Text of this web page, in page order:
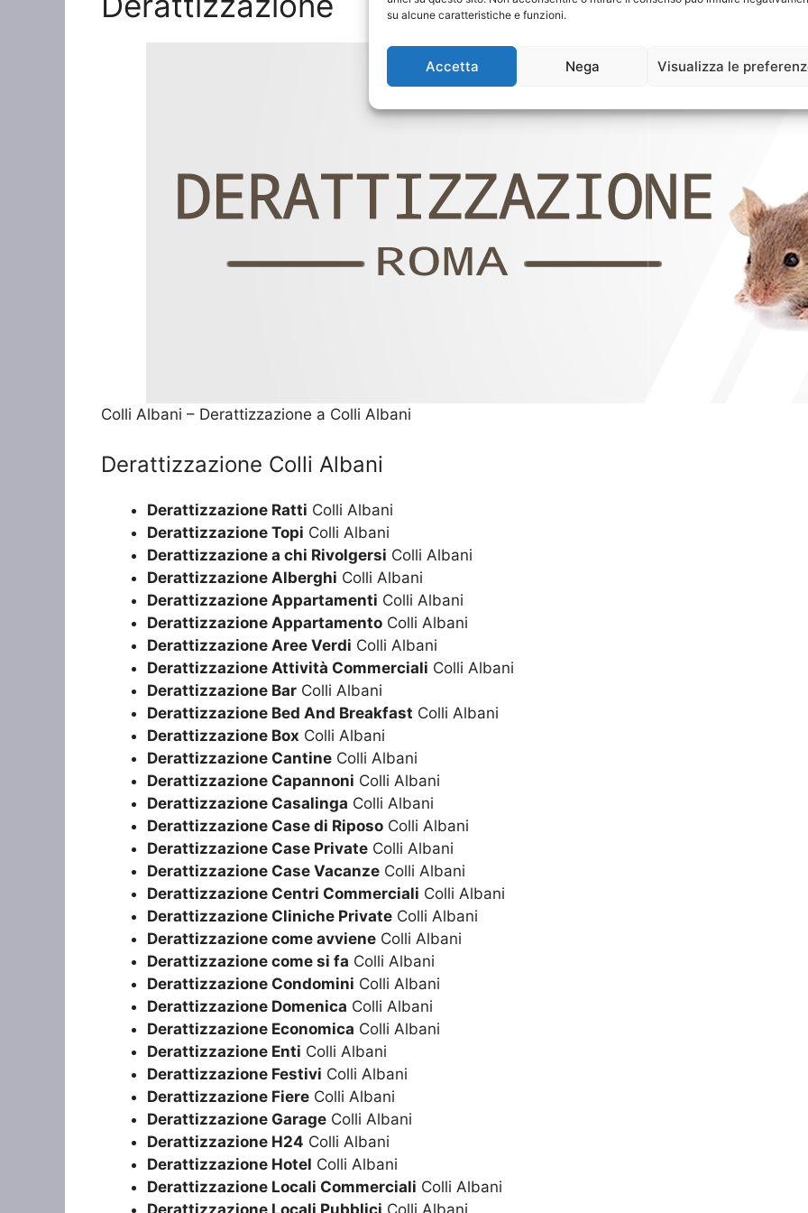
su alcune caratteristiche e funzioni.
Accetta Nega Visualizza le
Colli Albani – Derattizzazione a Colli Albani
Derattizzazione Colli Albani
Derattizzazione Ratti Colli Albani
Derattizzazione Topi Colli Albani
Derattizzazione a chi Rivolgersi Colli Albani
Derattizzazione Alberghi Colli Albani
Derattizzazione Appartamenti Colli Albani
Derattizzazione Appartamento Colli Albani
Derattizzazione Aree Verdi Colli Albani
Derattizzazione Attività Commerciali Colli Albani
Derattizzazione Bar Colli Albani
Derattizzazione Bed And Breakfast Colli Albani
Derattizzazione Box Colli Albani
Derattizzazione Cantine Colli Albani
Derattizzazione Capannoni Colli Albani
Derattizzazione Casalinga Colli Albani
Derattizzazione Case di Riposo Colli Albani
Derattizzazione Case Private Colli Albani
Derattizzazione Case Vacanze Colli Albani
Derattizzazione Centri Commerciali Colli Albani
Derattizzazione Cliniche Private Colli Albani
Derattizzazione come avviene Colli Albani
Derattizzazione come si fa Colli Albani
Derattizzazione Condomini Colli Albani
Derattizzazione Domenica Colli Albani
Derattizzazione Economica Colli Albani
Derattizzazione Enti Colli Albani
Derattizzazione Festivi Colli Albani
Derattizzazione Fiere Colli Albani
Derattizzazione Garage Colli Albani
Derattizzazione H24 Colli Albani
Derattizzazione Hotel Colli Albani
Derattizzazione Locali Commerciali Colli Albani